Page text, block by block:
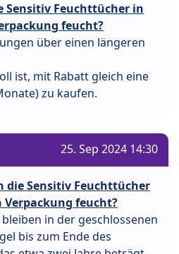
Sensitiv Feuchttücher in
feucht?
über einen längeren
ist, mit Rabatt gleich eine
zu kaufen.
25. Sep 2024 14:30
die Sensitiv Feuchttücher
Verpackung feucht?
in der geschlossenen
bis zum Ende des